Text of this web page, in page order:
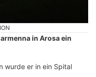
in Arosa ein
wurde er in ein Spital